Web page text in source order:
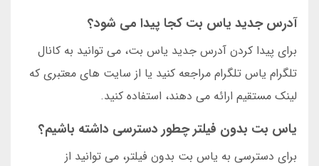
آدرس جدید یاس بت کجا پیدا می شود؟
برای پیدا کردن آدرس جدید یاس بت، می توانید به کانال
تلگرام یاس تلگرام مراجعه کنید یا از سایت های معتبری که
لینک مستقیم ارائه می دهند، استفاده کنید.
یاس بت بدون فیلتر چطور دسترسی داشته باشیم؟
برای دسترسی به یاس بت بدون فیلتر، می توانید از